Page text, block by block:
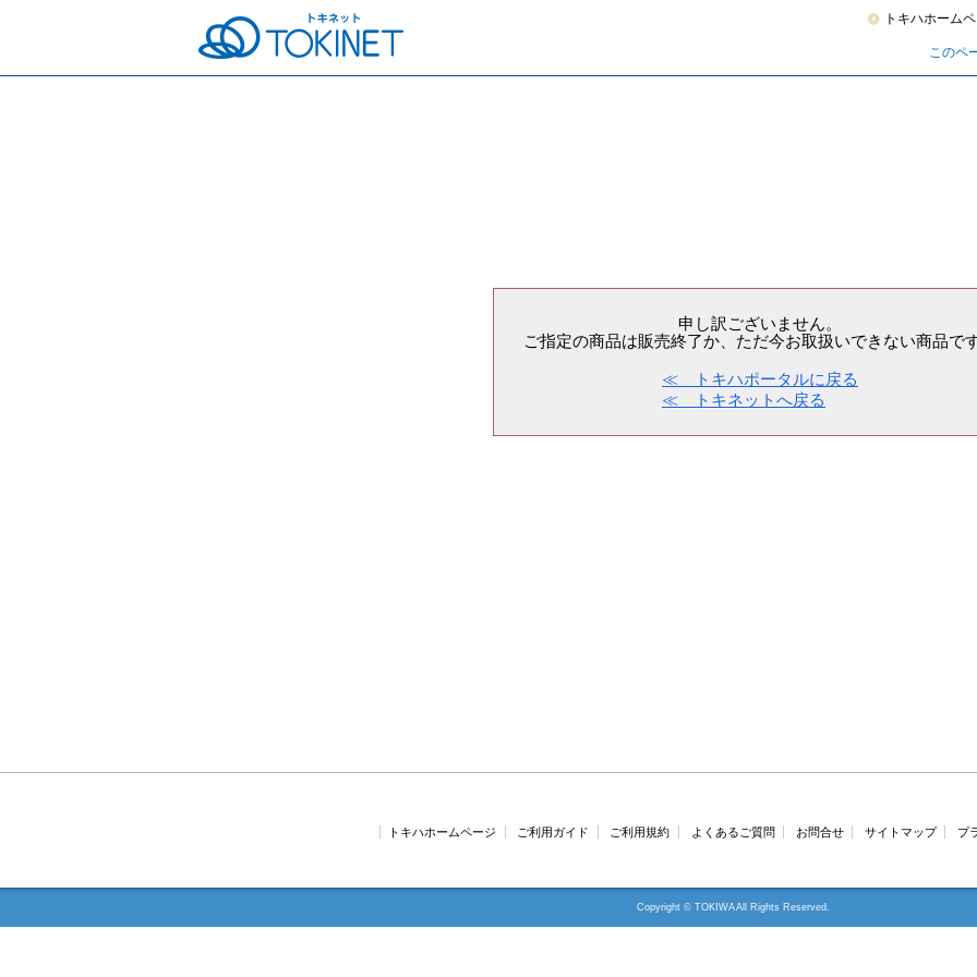
トキハホーム
このペ
申し訳ございません。
ご指定の商品は販売終了か、ただ今お取扱いできない商品です
≪ トキハポータルに戻る
≪ トキネットへ戻る
トキハホームページ ご利用ガイド ご利用規約 よくあるご質問 お問合せ サイトマップ プ
Copyright © TOKIWA All Rights Reserved.